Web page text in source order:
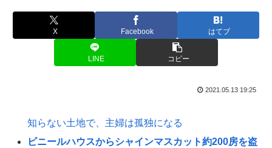
X Facebook はてブ
LINE コピー
2021.05.13 19:25
知らない土地で、主婦は孤独になる
ビニールハウスからシャインマスカット約200房を盗